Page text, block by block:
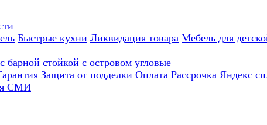
Быстрые кухни Ликвидация товара Мебель для
с барной стойкой с островом угловые
Защита от подделки Оплата Рассрочка Яндекс
СМИ